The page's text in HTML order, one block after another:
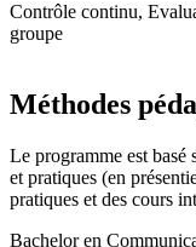
Contrôle continu,
groupe
Méthodes
Le programme est basé
et pratiques (en
pratiques et des cours
Bachelor en